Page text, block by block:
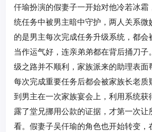
仟瑜扮演的假妻子一开始对他冷若冰霜
统任务中被男主暗中守护，两人关系微
的是男主每次完成任务升级系统，都会
当作运气好，连亲弟弟都在背后捅刀子
级之路并不顺利，家族派来的助理表面
每次完成重要任务后都会被家族长老质
到男主在一次家族宴会上，利用系统获
露了堂兄挪用公款的证据，才第一次让
看。假妻子吴仟瑜的角色也开始转变，